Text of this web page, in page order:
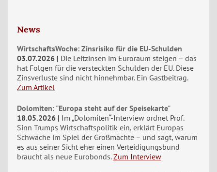
News
WirtschaftsWoche: Zinsrisiko für die EU-Schulden
03.07.2026
Die Leitzinsen im Euroraum steigen – das
hat Folgen für die versteckten Schulden der EU. Diese
Zinsverluste sind nicht hinnehmbar. Ein Gastbeitrag.
Zum Artikel
Dolomiten: "Europa steht auf der Speisekarte"
18.05.2026
Im „Dolomiten“-Interview ordnet Prof.
Sinn Trumps Wirtschaftspolitik ein, erklärt Europas
Schwäche im Spiel der Großmächte – und sagt, warum
es aus seiner Sicht eher einen Verteidigungsbund
braucht als neue Eurobonds. Zum Interview